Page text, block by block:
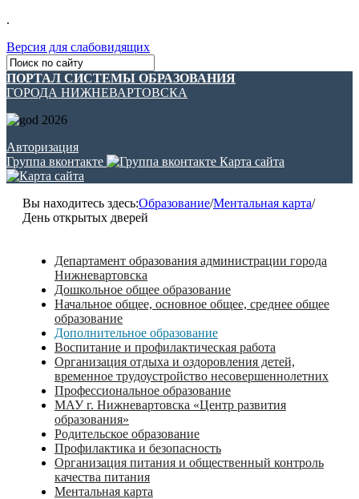
.
Версия для слабовидящих
ПОРТАЛ СИСТЕМЫ ОБРАЗОВАНИЯ
ГОРОДА НИЖНЕВАРТОВСКА
Авторизация
Группа вконтакте
Карта сайта
Вы находитесь здесь:Образование/Ментальная карта/
День открытых дверей
Департамент образования администрации города
Нижневартовска
Дошкольное общее образование
Начальное общее, основное общее, среднее общее
образование
Дополнительное образование
Воспитание и профилактическая работа
Организация отдыха и оздоровления детей,
временное трудоустройство несовершеннолетних
Профессиональное образование
МАУ г. Нижневартовска «Центр развития
образования»
Родительское образование
Профилактика и безопасность
Организация питания и общественный контроль
качества питания
Ментальная карта